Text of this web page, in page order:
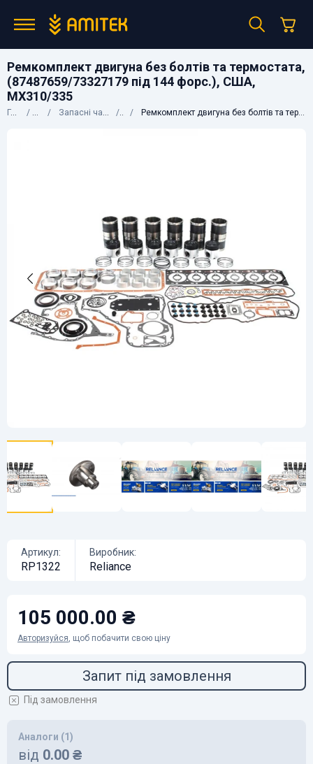
Ремкомплект двигуна без болтів та термостата,
(87487659/73327179 під 144 форс.), США,
MX310/335
Головна КаталогЗапасні частини до сільгосптехніки CNHРемкомплект двигуна без болтів та термостата, (87487659/73327179 під 144 форс.), США, MX310/335
Артикул:
RP1322
Виробник:
Reliance
105 000.00 ₴
Авторизуйся, щоб побачити свою ціну
Запит під замовлення
Під замовлення
Аналоги (1)
від 0.00 ₴